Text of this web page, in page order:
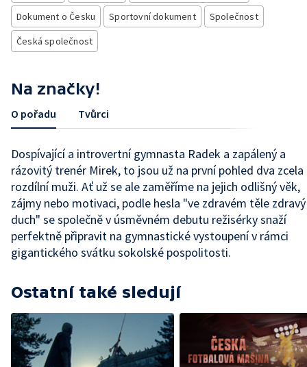
Dokument o Česku
Sportovní dokument
Společnost
Česká společnost
Na značky!
O pořadu Tvůrci
Dospívající a introvertní gymnasta Radek a zapálený a
rázovitý trenér Mirek, to jsou už na první pohled dva zcela
rozdílní muži. Ať už se ale zaměříme na jejich odlišný věk,
zájmy nebo motivaci, podle hesla "ve zdravém těle zdravý
duch" se společně v úsměvném debutu režisérky snaží
perfektně připravit na gymnastické vystoupení v rámci
gigantického svátku sokolské pospolitosti.
Ostatní také sledují